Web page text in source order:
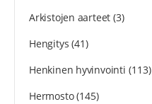
Arkistojen aarteet (3)
Hengitys (41)
Henkinen hyvinvointi (113)
Hermosto(145)